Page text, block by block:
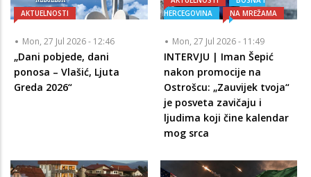
AKTUELNOSTI
Mon, 27 Jul 2026 - 12:46
„Dani pobjede, dani
ponosa – Vlašić, Ljuta
Greda 2026“
HERCEGOVINA
NA MREŽAMA
Mon, 27 Jul 2026 - 11:49
INTERVJU | Iman Šepić
nakon promocije na
Ostrošcu: „Zauvijek tvoja“
je posveta zavičaju i
ljudima koji čine kalendar
mog srca